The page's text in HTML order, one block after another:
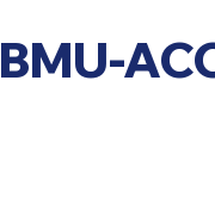
BMU-